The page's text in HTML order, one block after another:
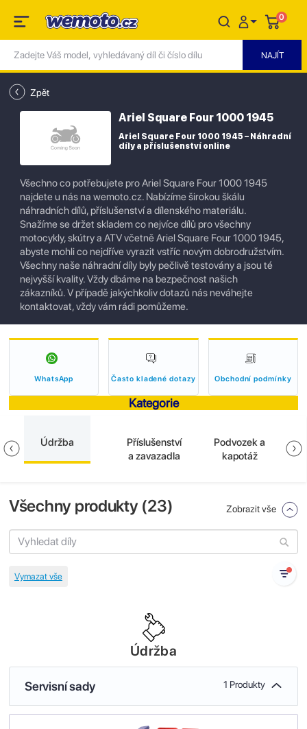
0
Zpět
Ariel Square Four 1000 1945
Ariel Square Four 1000 1945 – Náhradní
díly a příslušenství online
Všechno co potřebujete pro Ariel Square Four 1000 1945
najdete u nás na wemoto.cz. Nabízíme širokou škálu
náhradních dílů, příslušenství a dílenského materiálu.
Snažíme se držet skladem co nejvíce dílů pro všechny
motocykly, skútry a ATV včetně Ariel Square Four 1000 1945,
abyste mohli co nejdříve vyrazit vstříc novým dobrodružstvím.
Všechny naše náhradní díly byly pečlivě testovány a jsou té
nejvyšší kvality. Vždy dbáme na bezpečnost našich
zákazníků. V případě jakýchkoliv dotazů nás neváhejte
kontaktovat, vždy vám rádi pomůžeme.
WhatsApp Často kladené dotazy Obchodní podmínky
Kategorie
Údržba
Příslušenství
a zavazadla
Podvozek a
kapotáž
Všechny produkty (23) Zobrazit vše
Údržba
Servisní sady 1 Produkty